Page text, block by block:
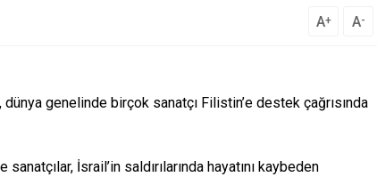
A+ A-
dünya genelinde birçok sanatçı Filistin’e destek çağrısında
sanatçılar, İsrail’in saldırılarında hayatını kaybeden